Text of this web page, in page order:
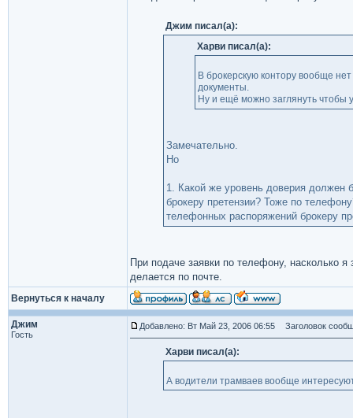
Джим писал(а):
Харви писал(а):
В брокерскую контору вообще
документы.
Ну и ещё можно заглянуть чтобы
Замечательно.
Но
1. Какой же уровень доверия должен
брокеру претензии? Тоже по
телефонных распоряжений брокеру
При подаче заявки по телефону, насколько
делается по почте.
Вернуться к началу
Джим
Гость
Добавлено: Вт Май 23, 2006 06:55 Заголовок
Харви писал(а):
А водители трамваев вообще